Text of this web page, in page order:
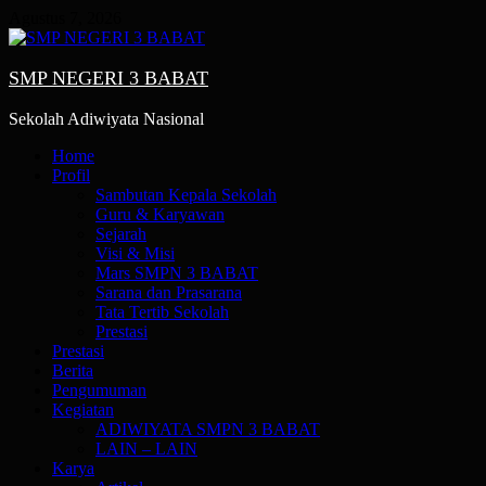
to
SMP NEGERI 3 BABAT
Sekolah Adiwiyata Nasional
PrimaryHome
Profil
Sambutan Kepala Sekolah
Guru & Karyawan
Sejarah
Visi & Misi
Mars SMPN 3 BABAT
Sarana dan Prasarana
Tata Tertib Sekolah
Prestasi
Prestasi
Berita
Pengumuman
Kegiatan
ADIWIYATA SMPN 3 BABAT
LAIN – LAIN
Karya